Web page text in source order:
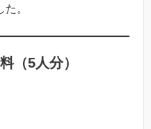
。
（5人分）